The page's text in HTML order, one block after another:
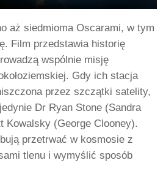
aż siedmioma Oscarami, w tym
Film przedstawia historię
wspólnie misję
Gdy ich stacja
przez szczątki satelity,
Dr Ryan Stone (Sandra
Kowalsky (George Clooney).
przetrwać w kosmosie z
tlenu i wymyślić sposób